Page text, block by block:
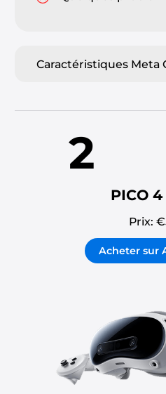
Caractéristiques Meta
2
PICO
Prix: €
Acheter sur